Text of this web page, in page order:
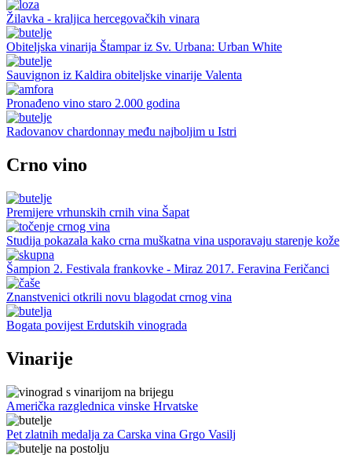
Žilavka - kraljica hercegovačkih vinara
Obiteljska vinarija Štampar iz Sv. Urbana: Urban White
Sauvignon iz Kaldira obiteljske vinarije Valenta
Pronađeno vino staro 2.000 godina
Radovanov chardonnay među najboljim u Istri
Crno vino
Premijere vrhunskih crnih vina Šapat
Studija pokazala kako crna muškatna vina usporavaju starenje kože
Šampion 2. Festivala frankovke - Miraz 2017. Feravina Feričanci
Znanstvenici otkrili novu blagodat crnog vina
Bogata povijest Erdutskih vinograda
Vinarije
Američka razglednica vinske Hrvatske
Pet zlatnih medalja za Carska vina Grgo Vasilj